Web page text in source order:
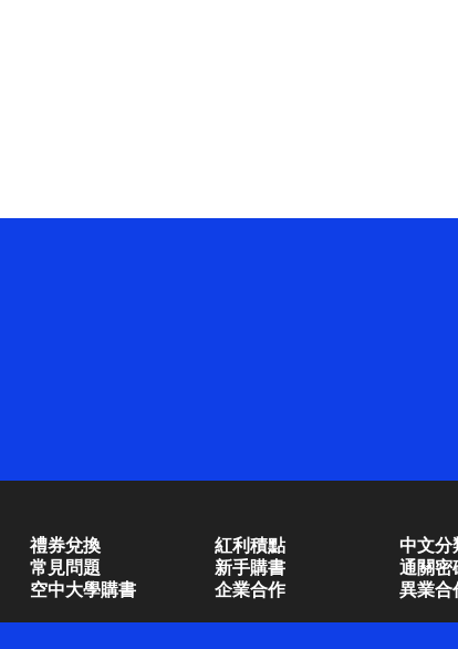
禮券兌換 紅利積點
中文分
常見問題 新手購書
通關密
空中大學購書 企業合作
異業合